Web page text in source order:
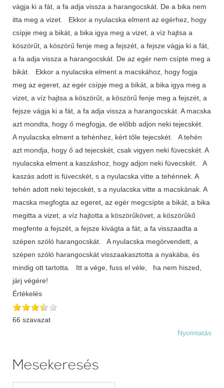
vágja ki a fát, a fa adja vissza a harangocskát. De a bika nem
itta meg a vizet. Ekkor a nyulacska elment az egérhez, hogy
csípje meg a bikát, a bika igya meg a vizet, a víz hajtsa a
köszörűt, a köszörű fenje meg a fejszét, a fejsze vágja ki a fát,
a fa adja vissza a harangocskát. De az egér nem csípte meg a
bikát. Ekkor a nyulacska elment a macskához, hogy fogja
meg az egeret, az egér csípje meg a bikát, a bika igya meg a
vizet, a víz hajtsa a köszörűt, a köszörű fenje meg a fejszét, a
fejsze vágja ki a fát, a fa adja vissza a harangocskát. A macska
azt mondta, hogy ő megfogja, de előbb adjon neki tejecskét.
A nyulacska elment a tehénhez, kért tőle tejecskét. A tehén
azt mondja, hogy ő ad tejecskét, csak vigyen neki füvecskét. A
nyulacska elment a kaszáshoz, hogy adjon neki füvecskét. A
kaszás adott is füvecskét, s a nyulacska vitte a tehénnek. A
tehén adott neki tejecskét, s a nyulacska vitte a macskának. A
macska megfogta az egeret, az egér megcsípte a bikát, a bika
megitta a vizet, a víz hajtotta a köszörűkövet, a köszörűkő
megfente a fejszét, a fejsze kivágta a fát, a fa visszaadta a
szépen szóló harangocskát. A nyulacska megörvendett, a
szépen szóló harangocskát visszaakasztotta a nyakába, és
mindig ott tartotta. Itt a vége, fuss el véle, ha nem hiszed,
járj végére!
Értékelés
66 szavazat
Nyomtatás
Mesekeresés